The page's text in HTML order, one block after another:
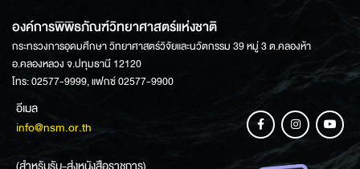
องค์การพิพิธภัณฑ์วิทยาศาสตร์แห่งชาติ
กระทรวงการอุดมศึกษา วิทยาศาสตร์วิจัยและนวัตกรรม 39 หมู่ 3 ต.คลองห้า
อ.คลองหลวง จ.ปทุมธานี 12120
โทร: 02577-9999, แฟกซ์ 02577-9900
อีเมล
info@nsm.or.th